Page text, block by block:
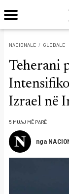
NACIONALE GLOBALE
Teherani
Izrael në
5 MUAJ MË PARË
nga